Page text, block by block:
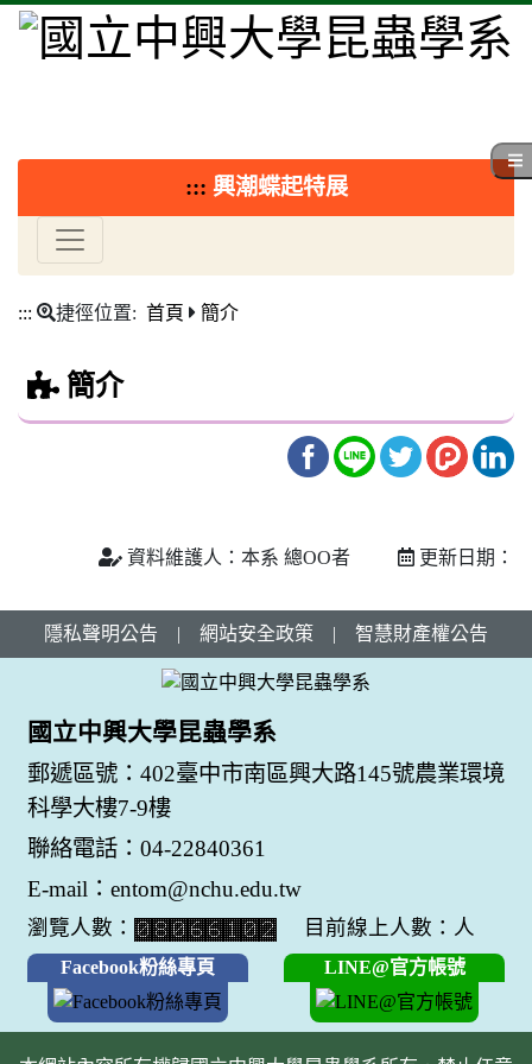
::: 興潮蝶起特展
::: 捷徑位置: 首頁 簡介
簡介
資料維護人：本系 總OO者 更新日期：
隱私聲明公告 | 網站安全政策 | 智慧財產權公告
國立中興大學昆蟲學系
郵遞區號：402臺中市南區興大路145號農業環境
科學大樓7-9樓
聯絡電話：04-22840361
E-mail：entom@nchu.edu.tw
瀏覽人數： 目前線上人數：人
Facebook粉絲專頁 LINE@官方帳號